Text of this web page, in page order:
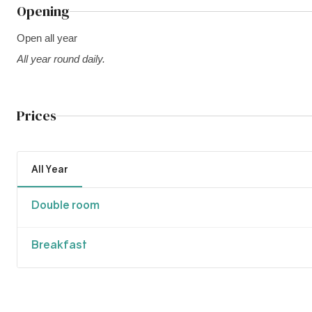
Opening
Open all year
All year round daily.
Prices
All Year
Double room
Breakfast